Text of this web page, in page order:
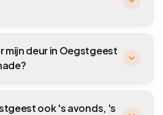
mijn deur in Oegstgeest
ook 's avonds, 's